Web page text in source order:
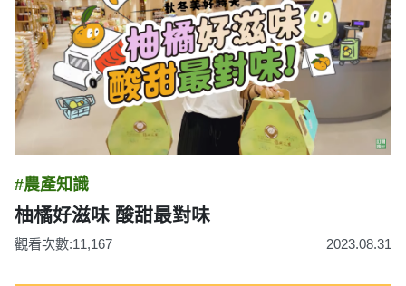
#農產知識
柚橘好滋味 酸甜最對味
觀看次數:11,167 2023.08.31